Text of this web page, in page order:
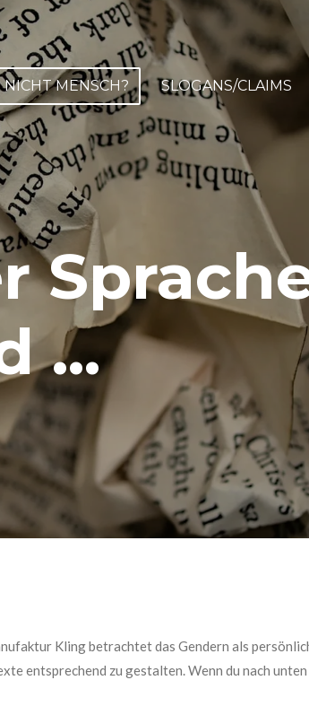
NICHT MENSCH? SLOGANS/CLAIMS
...
Kling betrachtet das Gendern als
entsprechend zu gestalten. Wenn du nach